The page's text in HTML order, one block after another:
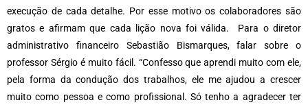
execução de cada detalhe. Por esse motivo os colaboradores são
gratos e afirmam que cada lição nova foi válida. Para o diretor
administrativo financeiro Sebastião Bismarques, falar sobre o
professor Sérgio é muito fácil. “Confesso que aprendi muito com ele,
pela forma da condução dos trabalhos, ele me ajudou a crescer
muito como pessoa e como profissional. Só tenho a agradecer ter